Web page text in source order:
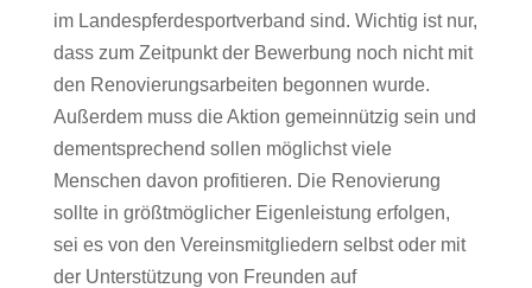
im Landespferdesportverband sind. Wichtig ist nur,
dass zum Zeitpunkt der Bewerbung noch nicht mit
den Renovierungsarbeiten begonnen wurde.
Außerdem muss die Aktion gemeinnützig sein und
dementsprechend sollen möglichst viele
Menschen davon profitieren. Die Renovierung
sollte in größtmöglicher Eigenleistung erfolgen,
sei es von den Vereinsmitgliedern selbst oder mit
der Unterstützung von Freunden auf